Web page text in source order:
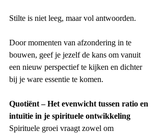
Stilte is niet leeg, maar vol antwoorden.
Door momenten van afzondering in te
bouwen, geef je jezelf de kans om vanuit
een nieuw perspectief te kijken en dichter
bij je ware essentie te komen.
Quotiënt – Het evenwicht tussen ratio en
intuïtie in je spirituele ontwikkeling
Spirituele groei vraagt zowel om